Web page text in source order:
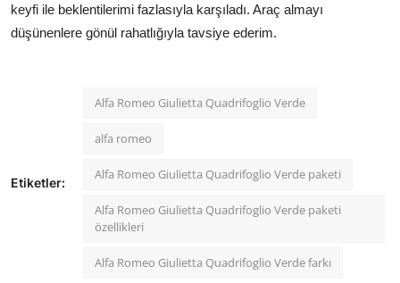
keyfi ile beklentilerimi fazlasıyla karşıladı. Araç almayı
düşünenlere gönül rahatlığıyla tavsiye ederim.
Etiketler:
Alfa Romeo Giulietta Quadrifoglio Verde
alfa romeo
Alfa Romeo Giulietta Quadrifoglio Verde paketi
Alfa Romeo Giulietta Quadrifoglio Verde paketi
özellikleri
Alfa Romeo Giulietta Quadrifoglio Verde farkı